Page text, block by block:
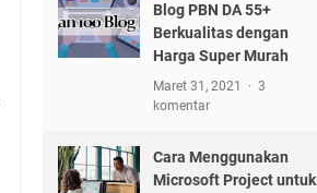
Blog PBN DA 55+
Berkualitas dengan
Harga Super Murah
Maret 31, 2021
3
komentar
Cara Menggunakan
Microsoft Project untuk